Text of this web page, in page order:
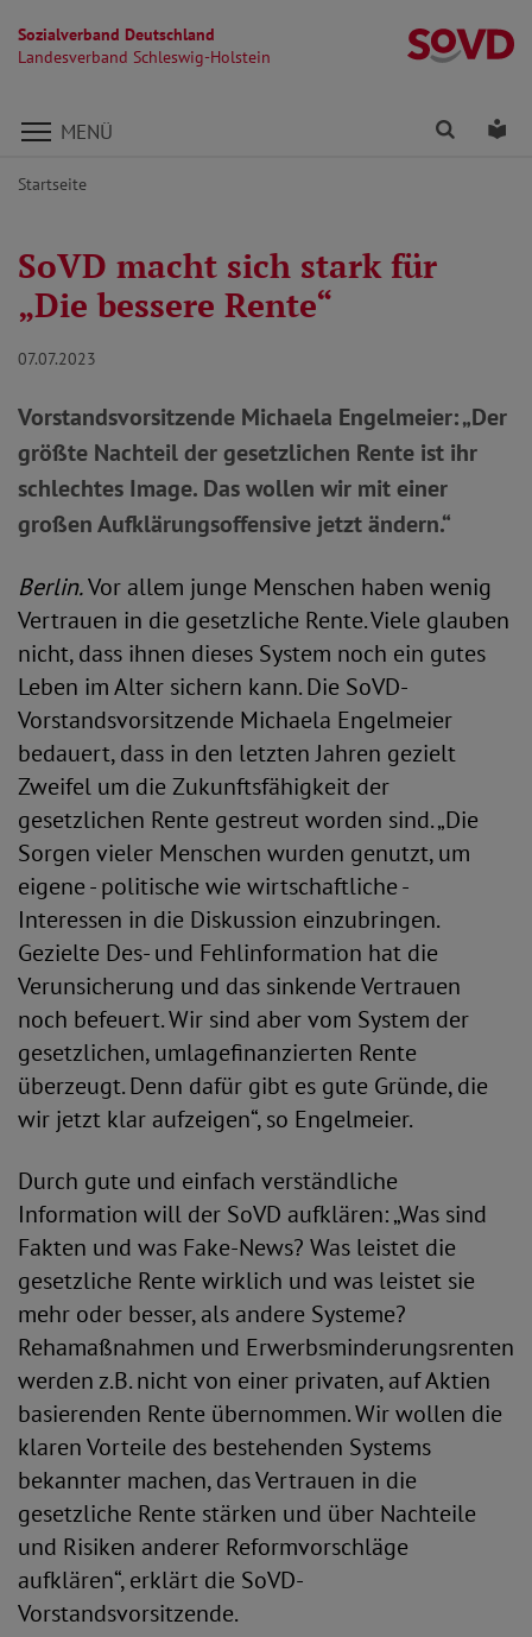
Sozialverband Deutschland
Landesverband Schleswig-Holstein
Direkt zu den Inhalten springen
MENÜ Finden
Startseite
SoVD macht sich stark für
„Die bessere Rente“
07.07.2023
Vorstandsvorsitzende Michaela Engelmeier: „Der
größte Nachteil der gesetzlichen Rente ist ihr
schlechtes Image. Das wollen wir mit einer
großen Aufklärungsoffensive jetzt ändern.“
Berlin.Vor allem junge Menschen haben wenig
Vertrauen in die gesetzliche Rente. Viele glauben
nicht, dass ihnen dieses System noch ein gutes
Leben im Alter sichern kann. Die SoVD-
Vorstandsvorsitzende Michaela Engelmeier
bedauert, dass in den letzten Jahren gezielt
Zweifel um die Zukunftsfähigkeit der
gesetzlichen Rente gestreut worden sind. „Die
Sorgen vieler Menschen wurden genutzt, um
eigene - politische wie wirtschaftliche -
Interessen in die Diskussion einzubringen.
Gezielte Des- und Fehlinformation hat die
Verunsicherung und das sinkende Vertrauen
noch befeuert. Wir sind aber vom System der
gesetzlichen, umlagefinanzierten Rente
überzeugt. Denn dafür gibt es gute Gründe, die
wir jetzt klar aufzeigen“, so Engelmeier.
Durch gute und einfach verständliche
Information will der SoVD aufklären: „Was sind
Fakten und was Fake-News? Was leistet die
gesetzliche Rente wirklich und was leistet sie
mehr oder besser, als andere Systeme?
Rehamaßnahmen und Erwerbsminderungsrenten
werden z.B. nicht von einer privaten, auf Aktien
basierenden Rente übernommen. Wir wollen die
klaren Vorteile des bestehenden Systems
bekannter machen, das Vertrauen in die
gesetzliche Rente stärken und über Nachteile
und Risiken anderer Reformvorschläge
aufklären“, erklärt die SoVD-
Vorstandsvorsitzende.